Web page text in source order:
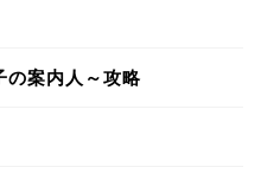
の案内人～攻略